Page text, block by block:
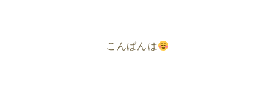
こんばんは